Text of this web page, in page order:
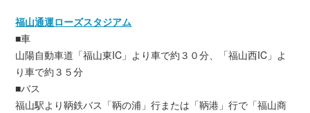
福山通運ローズスタジアム
■車
山陽自動車道「福山東IC」より車で約３０分、「福山西IC」よ
り車で約３５分
■バス
福山駅より鞆鉄バス「鞆の浦」行または「鞆港」行で「福山商